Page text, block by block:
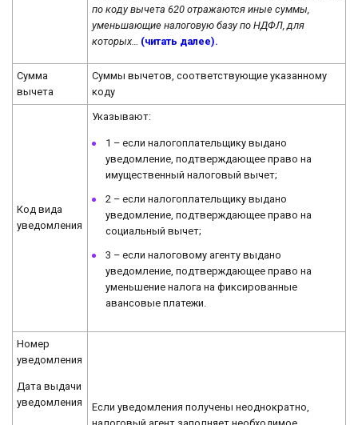
по коду вычета 620 отражаются иные суммы,
уменьшающие налоговую базу по НДФЛ, для
которых…
(читать далее).
Сумма
вычета
Суммы вычетов, соответствующие указанному
коду
Код вида
уведомления
Указывают:
1 – если налогоплательщику выдано
уведомление, подтверждающее право на
имущественный налоговый вычет;
2 – если налогоплательщику выдано
уведомление, подтверждающее право на
социальный вычет;
3 – если налоговому агенту выдано
уведомление, подтверждающее право на
уменьшение налога на фиксированные
авансовые платежи.
Номер
уведомления
Дата выдачи
уведомления
Если уведомления получены неоднократно,